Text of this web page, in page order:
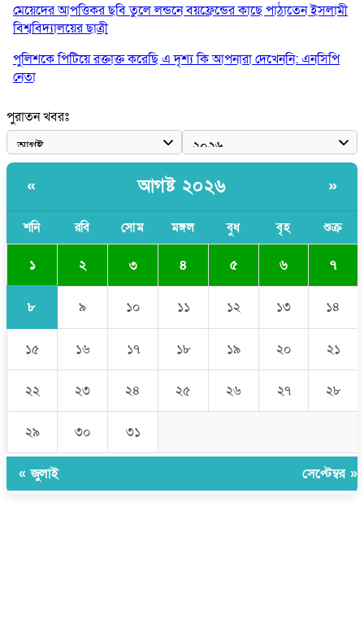
মেয়েদের আপত্তিকর ছবি তুলে লন্ডনে বয়ফ্রেন্ডের কাছে পাঠাতেন ইসলামী
বিশ্ববিদ্যালয়ের ছাত্রী
পুলিশকে পিটিয়ে রক্তাক্ত করেছি এ দৃশ্য কি আপনারা দেখেননি: এনসিপি
নেতা
পাঁচ দেশি মাছে মিলল মাইক্রোপ্লাস্টিক, সবচেয়ে বেশি কই মাছে
বাংলাদেশী কর্মীদের আকামা নিয়ে বড় সুখবর দিলো সৌদি সরকার
ওয়াজেদ জয়
সাকিব আল হাসানের বাড়িতে আগুন, পেট্রলবোমা বিস্ফোরণ
পুরাতন খবরঃ
« আগষ্ট ২০২৬ »
শনি রবি সোম মঙ্গল বুধ বৃহ শুক্র
১ ২ ৩ ৪ ৫ ৬ ৭
৮ ৯ ১০ ১১ ১২ ১৩ ১৪
১৫ ১৬ ১৭ ১৮ ১৯ ২০ ২১
২২ ২৩ ২৪ ২৫ ২৬ ২৭ ২৮
২৯ ৩০ ৩১
« জুলাই সেপ্টেম্বর »